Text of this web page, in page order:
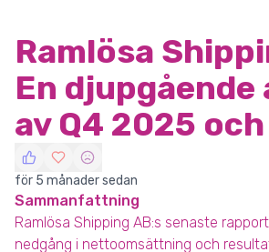
Ramlösa
En djupgående
av Q4 2025
för 5 månader sedan
Sammanfattning
Ramlösa Shipping AB:s senaste
nedgång i nettoomsättning och